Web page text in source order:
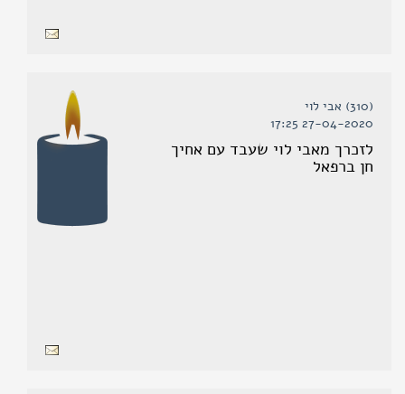
(310) אבי לוי
27-04-2020 17:25
לזכרך מאבי לוי שעבד עם אחיך
חן ברפאל